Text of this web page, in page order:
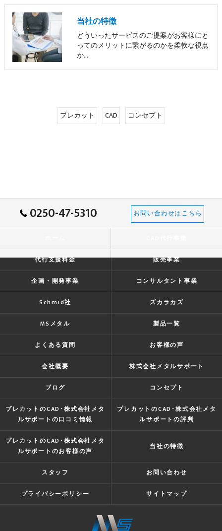
当社の特徴
どういったサービスのご提案がお客様にと
ってのメリットに繋がるのかを柔軟な視点
か…
プレカット CAD コンセプト
0250-47-5310 お問い合わせはこちら
代行支援料金 販売事業
企画・開発事業 コンサルタント事業
Schmid社 ズカラカズ
MSメタル 製品一覧
よくある質問 お客様の声
会社概要 株式会社メタルサポート
ブログ コンセプト
プレカットのCAD･株式会社メタ
ルサポートの口コミ情報
プレカットのCAD･株式会社メタ
ルサポートの評判
プレカットのCAD･株式会社メタ
ルサポートのお客様の声
当社の特徴
スタッフ お問い合わせ
プライバシーポリシー サイトマップ